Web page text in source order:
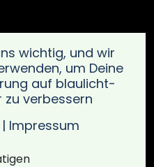
wichtig, und wir
um Deine
auf blaulicht-
zu verbessern
| Impressum